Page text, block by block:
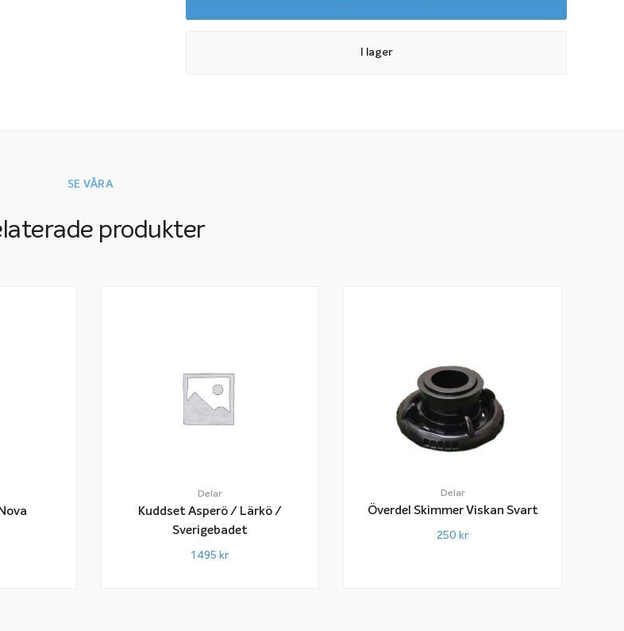
I lager
SE VÅRA
produkter
Delar
Kuddset Asperö / Lärkö /
Sverigebadet
1 495 kr
Delar
Överdel Skimmer Viskan Svart
250 kr